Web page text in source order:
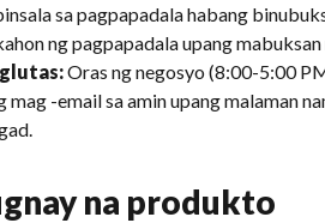
sa pagpapadala habang
ng pagpapadala upang
Oras ng negosyo (8:00-5:00
mag -email sa amin upang malaman
na produkto